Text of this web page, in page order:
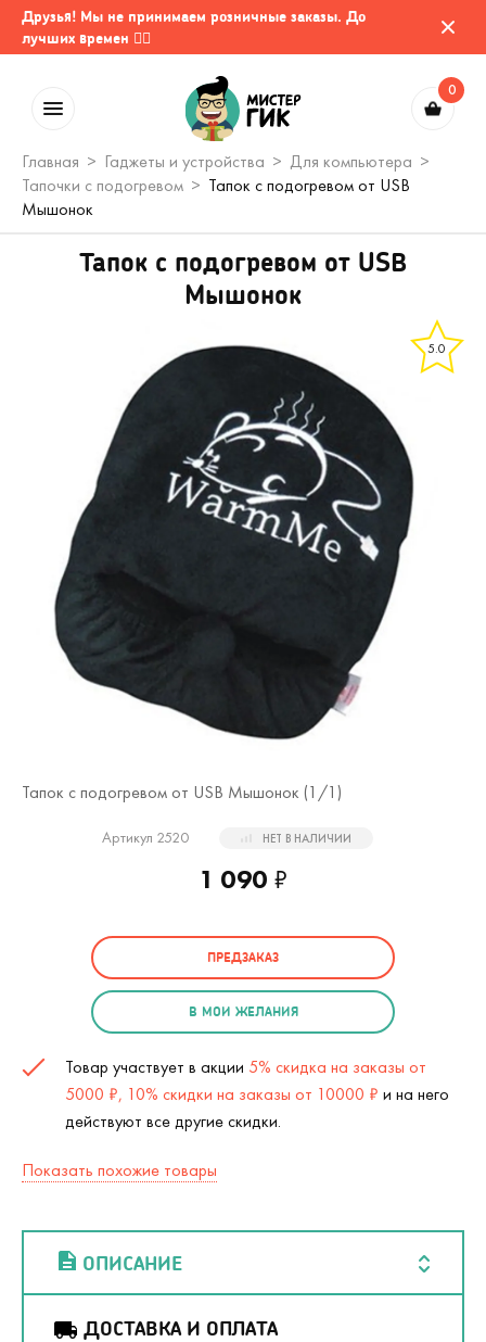
Друзья! Мы не принимаем розничные заказы. До
лучших времен 🤷‍♂️
0
Главная Гаджеты и устройства
Для компьютера
Тапочки с подогревом
Тапок с подогревом от USB
Мышонок
Тапок с подогревом от USB
Мышонок
5.0
Тапок с подогревом от USB Мышонок (1 /1)
Артикул 2520 НЕТ В НАЛИЧИИ
1 090₽
ПРЕДЗАКАЗ
В МОИ ЖЕЛАНИЯ
Товар участвует в акции 5% скидка на заказы от
5000 ₽, 10% скидки на заказы от 10000 ₽ и на него
действуют все другие скидки.
Показать похожие товары
ОПИСАНИЕ
ДОСТАВКА И ОПЛАТА